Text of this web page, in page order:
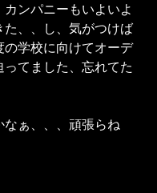
ンパニーもいよいよ
た、、し、気がつけば
の学校に向けてオーデ
ってました、忘れてた
なぁ、、、頑張らね